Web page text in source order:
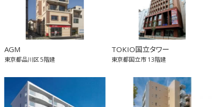
AGM
東京都品川区5階建
TOKIO国立タワー
東京都国立市 13階建